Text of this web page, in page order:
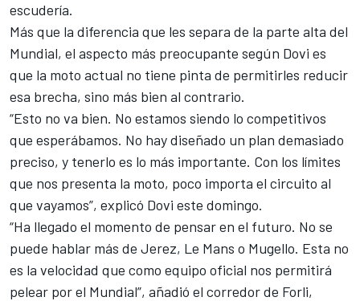
escudería.
Más que la diferencia que les separa de la parte alta del
Mundial, el aspecto más preocupante según Dovi es
que la moto actual no tiene pinta de permitirles reducir
esa brecha, sino más bien al contrario.
“Esto no va bien. No estamos siendo lo competitivos
que esperábamos. No hay diseñado un plan demasiado
preciso, y tenerlo es lo más importante. Con los límites
que nos presenta la moto, poco importa el circuito al
que vayamos”, explicó Dovi este domingo.
“Ha llegado el momento de pensar en el futuro. No se
puede hablar más de Jerez, Le Mans o Mugello. Esta no
es la velocidad que como equipo oficial nos permitirá
pelear por el Mundial”, añadió el corredor de Forli,